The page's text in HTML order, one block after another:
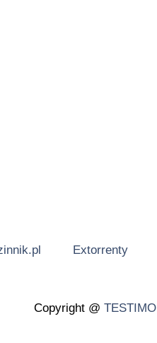
Extorrenty
Copyright @ TESTIMO